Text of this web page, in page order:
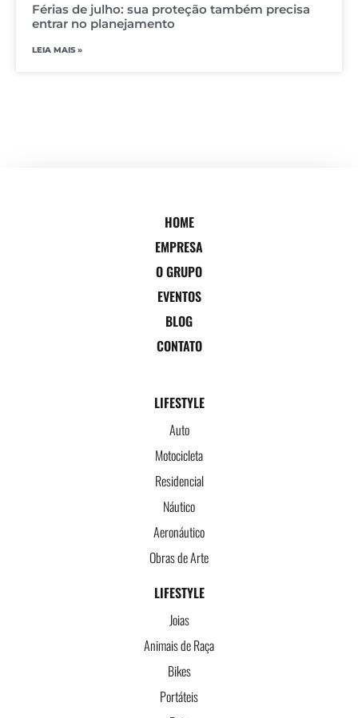
Férias de julho: sua proteção também precisa
entrar no planejamento
LEIA MAIS »
HOME
EMPRESA
O GRUPO
EVENTOS
BLOG
CONTATO
LIFESTYLE
Auto
Motocicleta
Residencial
Náutico
Aeronáutico
Obras de Arte
LIFESTYLE
Joias
Animais de Raça
Bikes
Portáteis